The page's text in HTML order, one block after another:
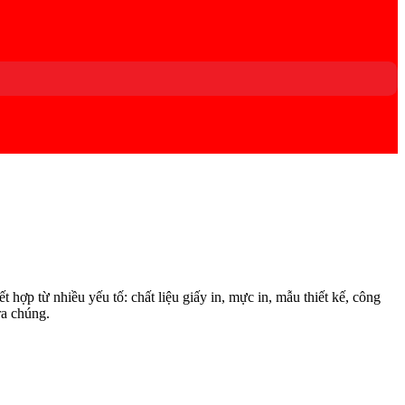
hợp từ nhiều yếu tố: chất liệu giấy in, mực in, mẫu thiết kế, công
chúng.